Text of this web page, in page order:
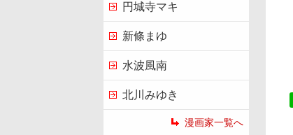
円城寺マキ
新條まゆ
水波風南
北川みゆき
漫画家一覧へ